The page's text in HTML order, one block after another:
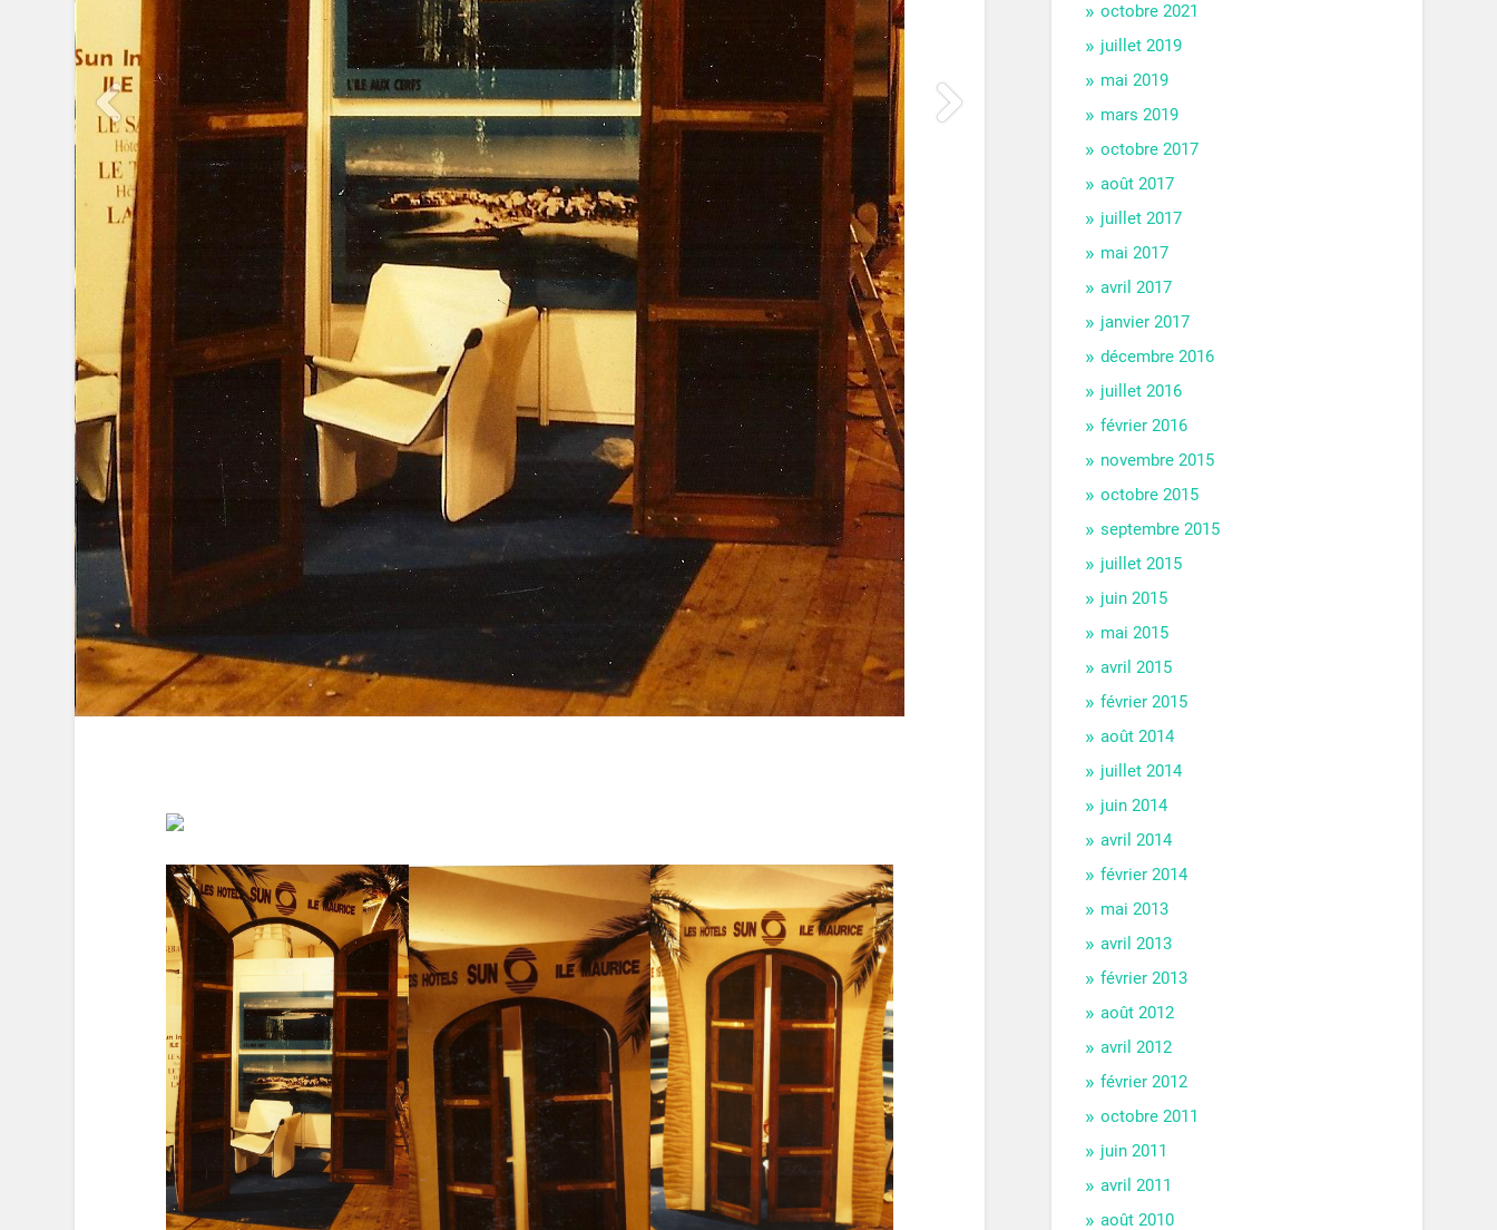
Previous post
Next post
Laisser un commentaire
Votre adresse e-mail ne sera pas publiée. Les champs obligatoires sont indiqués avec*
Commentaire*
octobre 2021
juillet 2019
mai 2019
mars 2019
octobre 2017
août 2017
juillet 2017
mai 2017
avril 2017
janvier 2017
décembre 2016
juillet 2016
février 2016
novembre 2015
octobre 2015
septembre 2015
juillet 2015
juin 2015
mai 2015
avril 2015
février 2015
août 2014
juillet 2014
juin 2014
avril 2014
février 2014
mai 2013
avril 2013
février 2013
août 2012
avril 2012
février 2012
octobre 2011
juin 2011
avril 2011
août 2010